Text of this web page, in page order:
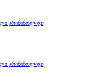
კრიმინოლიგი
კრიმინოლიგი